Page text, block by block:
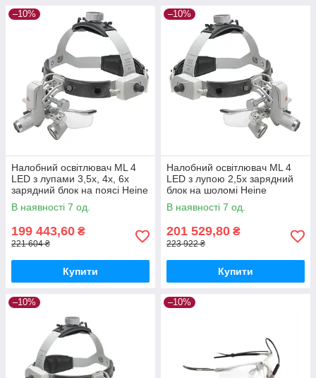
–10%
Налобний освітлювач ML 4
LED з лупами 3,5х, 4х, 6х
зарядний блок на поясі Heine
Медапаратура
В наявності 7 од.
199 443,60 ₴
221 604 ₴
Купити
–10%
Налобний освітлювач ML 4
LED з лупою 2,5x зарядний
блок на шоломі Heine
Медапаратура
В наявності 7 од.
201 529,80 ₴
223 922 ₴
Купити
–10% –10%